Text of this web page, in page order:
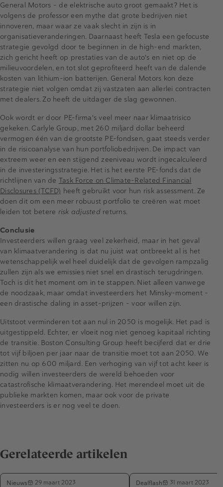
General Motors - de elektrische auto groot gemaakt? Het is
volgens de professor een mythe dat grote bedrijven niet
innoveren, maar waar ze vaak slecht in zijn is in
organisatieveranderingen. Daarnaast heeft Tesla een gefocuste
strategie gevolgd door te beginnen in de high-end markten,
zich gericht heeft op prestaties van de auto's en niet op de
milieuvoordelen, en tot slot geprofiteerd heeft van de dalende
kosten van lithium-ion batterijen. General Motors kon deze
strategie niet volgen omdat zij vastzaten aan allerlei contracten
met dealers. Zo heeft de uitdager de slag gewonnen.
Ook wordt er door PE-firma's veel meer naar klimaatrisico
gekeken. Carlyle Group, met 260 miljard dollar beheerd
vermogen één van de grootste PE-fondsen, gaat steeds verder
in de risicoanalyse van hun portfoliobedrijven. De impact van
extreem weer en een stijgend zeeniveau wordt ingecalculeerd
in de investeringsstrategie. Het is het eerste PE-fonds dat de
richtlijnen van de Task Force on Climate-Related Financial
Disclosures (TCFD) heeft gebruikt voor hun risk assessment. Ze
doen dit om een meer robuust portfolio te creëren wat moet
leiden tot betere risk adjusted returns.
Conclusie
Investeerders willen graag veel zekerheid, maar in het geval
van klimaatverandering is dat nu juist wat ontbreekt al is het
wetenschappelijk wel heel duidelijk dat de gevolgen rampzalig
zullen zijn als we emissies niet snel en drastisch terugdringen.
Toch is dit het moment om in te stappen. Niet alleen vanwege
de noodzaak, maar omdat investeerders het Minsky-moment –
een drastische daling in asset-prijzen – voor willen zijn.
Uitstoot verminderen tot aan nul in 2050 is mogelijk. Het pad is
uitgestippeld. Echter, er vloeit nog niet genoeg kapitaal richting
de transitie. Boston Consulting Group heeft becijferd dat er drie
tot vijf biljoen per jaar naar de transitie moet tot aan 2050. We
zitten nu op 600 miljard. Een verhoging van vijf tot acht keer is
nodig willen investeerders de wereld behoeden voor
catastrofische klimaatverandering. Het merendeel moet uit de
publieke markten komen, maar ook voor de private
investeerders is er nog veel te doen.
Gerelateerde artikelen
Nieuws 29 maart 2023 Dealflash 31 maart 2023